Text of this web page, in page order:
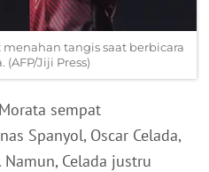
tangis saat berbicara
Jiji Press)
sempat
Spanyol, Oscar Celada,
Celada justru